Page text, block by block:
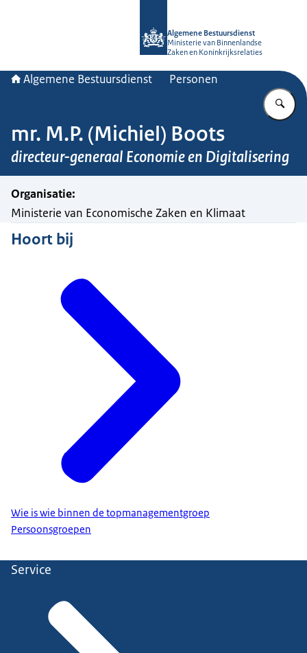
Algemene Bestuursdienst
Ministerie van Binnenlandse
Zaken en Koninkrijksrelaties
Algemene Bestuursdienst Personen
mr. M.P. (Michiel) Boots
directeur-generaal Economie en Digitalisering
Organisatie:
Ministerie van Economische Zaken en Klimaat
Hoort bij
Wie is wie binnen de topmanagementgroep
Persoonsgroepen
Service